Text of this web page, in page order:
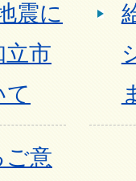
震に
市
ご意